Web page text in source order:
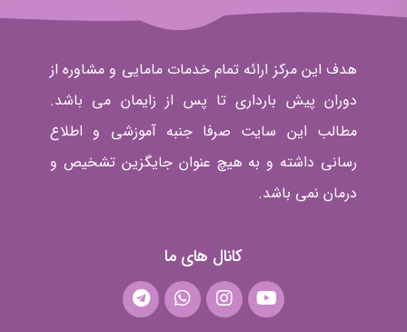
کانال های ما
دسترسی سریع
صفحه اصلی
هیأت علمی دوجان
سوالات متداول